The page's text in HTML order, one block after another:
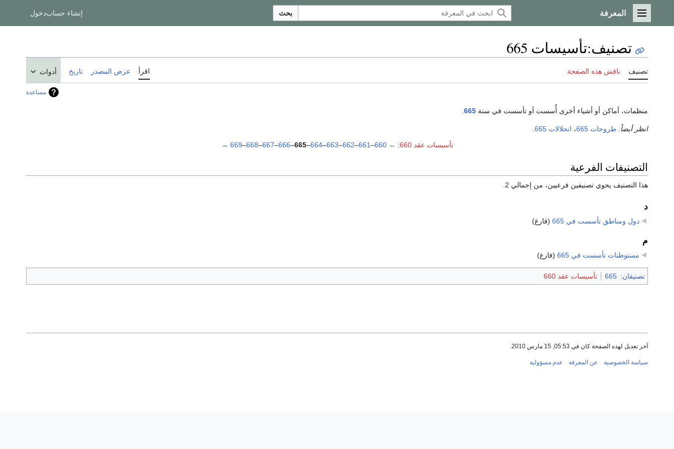
القائمة الرئيسية
المعرفة بحث إنشاء حسابدخول
تصنيف:تأسيسات 665
تصنيف ناقش هذه الصفحة اقرأ عرض المصدر تاريخ أدوات
مساعدة
منظمات، أماكن أو أشياء أخرى أُسست أو تأسست في سنة 665
انظر أيضاً: طروحات 665 ، انحلالات 665
تأسيسات عقد 660
:
←
660
–
661
–
662
–
663
–
664
–
665
–
666
–
667
–
668
–
669
→
التصنيفات الفرعية
هذا التصنيف يحوي تصنيفين فرعيين، من إجمالي 2.
د
دول ومناطق تأسست في 665 (فارغ)
م
مستوطنات تأسست في 665 (فارغ)
تصنيفان:
665 تأسيسات عقد 660
آخر تعديل لهذه الصفحة كان في 05:53, 15 مارس 2010.
سياسة الخصوصية عن المعرفة عدم مسؤولية